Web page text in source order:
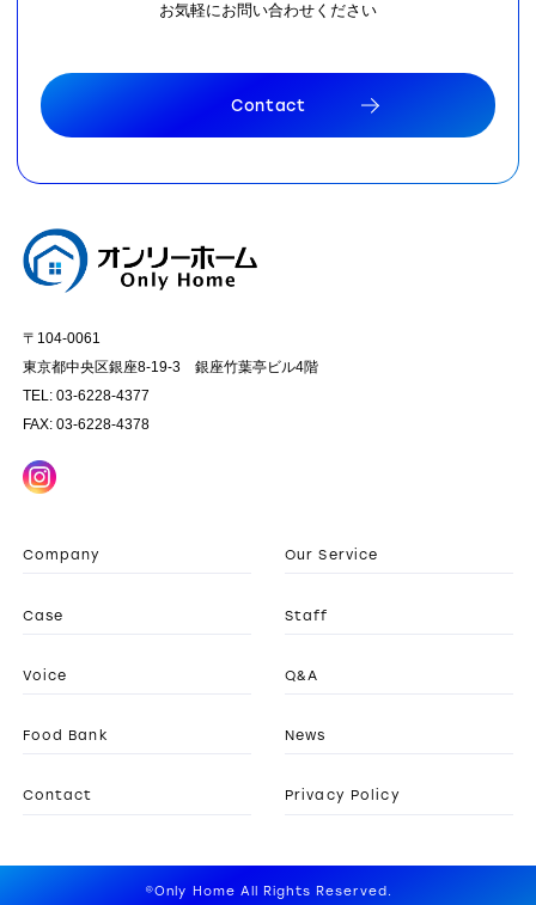
お気軽にお問い合わせください
Contact
〒104-0061
東京都中央区銀座8-19-3 銀座竹葉亭ビル4階
TEL: 03-6228-4377
FAX: 03-6228-4378
Company Our Service
Case Staff
Voice Q&A
Food Bank News
Contact Privacy Policy
©Only Home All Rights Reserved.